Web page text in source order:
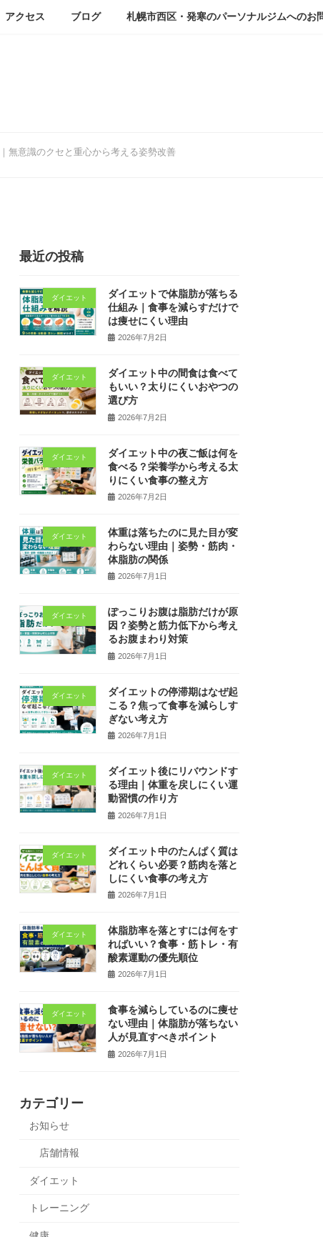
アクセス ブログ 札幌市西区・発寒のパーソナルジムへのお
無意識のクセと重心から考える姿勢改善
最近の投稿
ダイエット
ダイエットで体脂肪が落ちる
仕組み｜食事を減らすだけで
は痩せにくい理由
2026年7月2日
ダイエット
ダイエット中の間食は食べて
もいい？太りにくいおやつの
選び方
2026年7月2日
ダイエット
ダイエット中の夜ご飯は何を
食べる？栄養学から考える太
りにくい食事の整え方
2026年7月2日
ダイエット
体重は落ちたのに見た目が変
わらない理由｜姿勢・筋肉・
体脂肪の関係
2026年7月1日
ダイエット
ぽっこりお腹は脂肪だけが原
因？姿勢と筋力低下から考え
るお腹まわり対策
2026年7月1日
ダイエット
ダイエットの停滞期はなぜ起
こる？焦って食事を減らしす
ぎない考え方
2026年7月1日
ダイエット
ダイエット後にリバウンドす
る理由｜体重を戻しにくい運
動習慣の作り方
2026年7月1日
ダイエット
ダイエット中のたんぱく質は
どれくらい必要？筋肉を落と
しにくい食事の考え方
2026年7月1日
ダイエット
体脂肪率を落とすには何をす
ればいい？食事・筋トレ・有
酸素運動の優先順位
2026年7月1日
ダイエット
食事を減らしているのに痩せ
ない理由｜体脂肪が落ちない
人が見直すべきポイント
2026年7月1日
カテゴリー
お知らせ
店舗情報
ダイエット
トレーニング